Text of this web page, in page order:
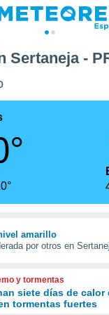
Sertaneja -
amarillo
por otros en
y tormentas
siete días de calor
tormentas fuertes